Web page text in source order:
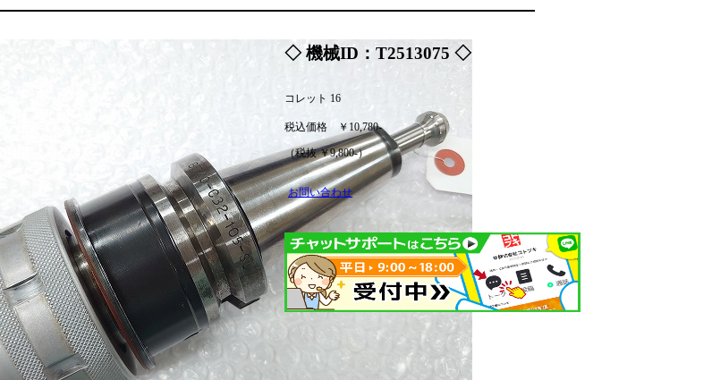
◇ 機械ID：T2513075 ◇
コレット 16
税込価格 ￥10,780-
（税抜 ￥9,800-）
お問い合わせ